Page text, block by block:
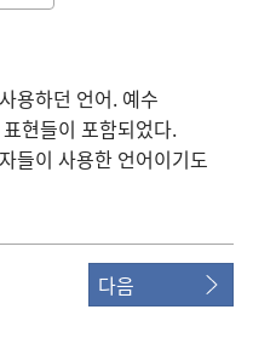
용하던 언어. 예수
현들이 포함되었다.
들이 사용한 언어이기도
다음